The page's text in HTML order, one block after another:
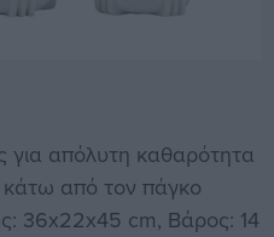
για απόλυτη καθαρότητα
από τον πάγκο
36x22x45 cm, Βάρος: 14